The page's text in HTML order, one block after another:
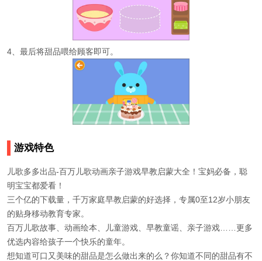
4、最后将甜品喂给顾客即可。
游戏特色
儿歌多多出品-百万儿歌动画亲子游戏早教启蒙大全！宝妈必备，聪
明宝宝都爱看！
三个亿的下载量，千万家庭早教启蒙的好选择，专属0至12岁小朋友
的贴身移动教育专家。
百万儿歌故事、动画绘本、儿童游戏、早教童谣、亲子游戏……更多
优选内容给孩子一个快乐的童年。
想知道可口又美味的甜品是怎么做出来的么？你知道不同的甜品有不